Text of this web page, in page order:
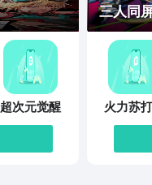
超次元觉醒
三人同
火力苏